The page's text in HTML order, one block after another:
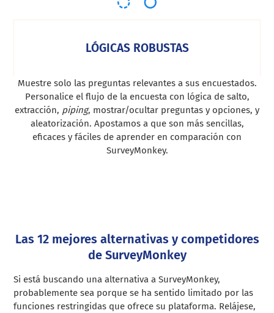
LÓGICAS ROBUSTAS
Muestre solo las preguntas relevantes a sus encuestados.
Personalice el flujo de la encuesta con lógica de salto,
extracción, piping, mostrar/ocultar preguntas y opciones, y
aleatorización. Apostamos a que son más sencillas,
eficaces y fáciles de aprender en comparación con
SurveyMonkey.
Las 12 mejores alternativas y competidores
de SurveyMonkey
Si está buscando una alternativa a SurveyMonkey,
probablemente sea porque se ha sentido limitado por las
funciones restringidas que ofrece su plataforma. Relájese,